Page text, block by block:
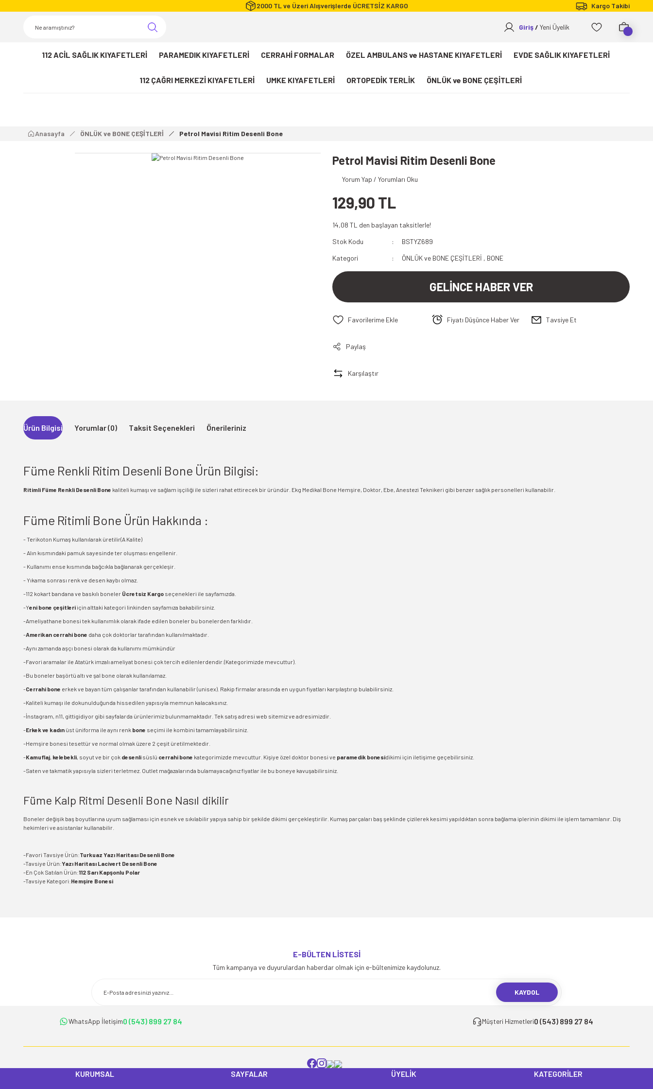
2000 TL ve Üzeri Alışverişlerde ÜCRETSİZ KARGO Kargo Takibi
Giriş Yeni Üyelik
112 ACİL SAĞLIK KIYAFETLERİ PARAMEDIK KIYAFETLERİ CERRAHİ FORMALAR ÖZEL AMBULANS ve HASTANE KIYAFETLERİ EVDE SAĞLIK KIYAFETLERİ
112 ÇAĞRI MERKEZİ KIYAFETLERİ UMKE KIYAFETLERİ ORTOPEDİK TERLİK ÖNLÜK ve BONE ÇEŞİTLERİ
Paramedik T-shirt
112 Paramedik Yelek
112 Acil Sağlık Polar
Paramedik Swit
Anasayfa ÖNLÜK ve BONE ÇEŞİTLERİ Petrol Mavisi Ritim Desenli Bone
Petrol Mavisi Ritim Desenli Bone
Yorum Yap / Yorumları Oku
129,90 TL
14,08 TL den başlayan taksitlerle!
Stok Kodu
BSTYZ689
Kategori
ÖNLÜK ve BONE ÇEŞİTLERİ , BONE
GELİNCE HABER VER
Fiyatı Düşünce Haber Ver Tavsiye Et
Paylaş
Karşılaştır
Ürün Bilgisi Yorumlar (0) Taksit Seçenekleri Önerileriniz
Füme Renkli Ritim Desenli Bone Ürün Bilgisi:
Ritimli Füme Renkli Desenli Bone kaliteli kumaşı ve sağlam işçiliği ile sizleri rahat ettirecek bir üründür. Ekg Medikal Bone Hemşire, Doktor, Ebe, Anestezi Teknikeri gibi benzer sağlık personelleri kullanabilir.
Füme Ritimli Bone Ürün Hakkında :
- Terikoton Kumaş kullanılarak üretilir(A Kalite)
- Alın kısmındaki pamuk sayesinde ter oluşması engellenir.
- Kullanımı ense kısmında bağcıkla bağlanarak gerçekleşir.
- Yıkama sonrası renk ve desen kaybı olmaz.
-112 kokart bandana ve baskılı boneler Ücretsiz Kargo seçenekleri ile sayfamızda.
-Yeni bone çeşitleriiçin alttaki kategori linkinden sayfamıza bakabilirsiniz.
-Ameliyathane bonesi tek kullanımlık olarak ifade edilen boneler bu bonelerden farklıdır.
-Amerikan cerrahi bone daha çok doktorlar tarafından kullanılmaktadır.
-Aynı zamanda aşçı bonesi olarak da kullanımı mümkündür
-Favori aramalar ile Atatürk imzalı ameliyat bonesi çok tercih edilenlerdendir.(Kategorimizde mevcuttur).
-Bu boneler başörtü altı ve şal bone olarak kullanılamaz.
-Cerrahi bone erkek ve bayan tüm çalışanlar tarafından kullanabilir (unisex). Rakip firmalar arasında en uygun fiyatları karşılaştırıp bulabilirsiniz.
-Kaliteli kumaşı ile dokunulduğunda hissedilen yapısıyla memnun kalacaksınız.
-İnstagram, n11, gittigidiyor gibi sayfalarda ürünlerimiz bulunmamaktadır. Tek satış adresi web sitemiz ve adresimizdir.
-Erkek ve kadın üst üniforma ile aynı renk bone seçimi ile kombini tamamlayabilirsiniz.
-Hemşire bonesi tesettür ve normal olmak üzere 2 çeşit üretilmektedir.
-Kamuflaj, kelebekli, soyut ve bir çok desenli süslü cerrahi bone kategorimizde mevcuttur. Kişiye özel doktor bonesi ve paramedik bonesidikimi için iletişime geçebilirsiniz.
-Saten ve takmatik yapısıyla sizleri terletmez. Outlet mağazalarında bulamayacağınız fiyatlar ile bu boneye kavuşabilirsiniz.
Füme Kalp Ritmi Desenli Bone Nasıl dikilir
Boneler değişik baş boyutlarına uyum sağlaması için esnek ve sıkılabilir yapıya sahip bir şekilde dikimi gerçekleştirilir. Kumaş parçaları baş şeklinde çizilerek kesimi yapıldıktan sonra bağlama iplerinin dikimi ile işlem tamamlanır. Diş
hekimleri ve asistanlar kullanabilir.
-Favori Tavsiye Ürün:Turkuaz Yazı Haritası Desenli Bone
-Tavsiye Ürün:Yazı Haritası Lacivert Desenli Bone
-En Çok Satılan Ürün:112 Sarı Kapşonlu Polar
-Tavsiye Kategori:Hemşire Bonesi
Ürün açıklamasında eksik bilgiler bulunuyor.
Ürün fiyatı diğer sitelerden daha pahalı.
E-BÜLTEN LİSTESİ
Tüm kampanya ve duyurulardan haberdar olmak için e-bültenimize kaydolunuz.
KAYDOL
WhatsApp İletişim0 (543) 899 27 84 Müşteri Hizmetleri0 (543) 899 27 84
KURUMSAL SAYFALAR ÜYELİK KATEGORİLER